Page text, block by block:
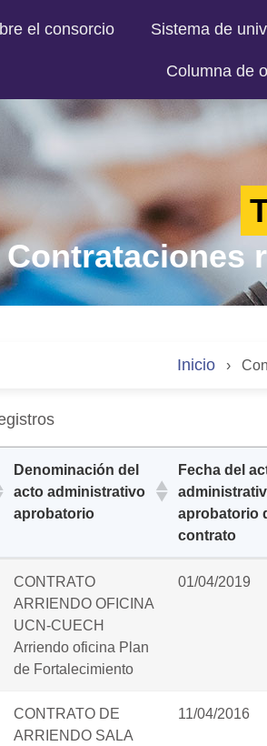
el consorcio Sistema de
Columna de
Contrataciones
Inicio ›
Denominación del
acto administrativo
aprobatorio
Fecha del
aprobatorio
contrato
acto administrativo
aprobatorio
administrativo
CONTRATO
ARRIENDO OFICINA
UCN-CUECH
Arriendo oficina Plan
de Fortalecimiento
01/04/2019
CONTRATO DE
ARRIENDO SALA
11/04/2016